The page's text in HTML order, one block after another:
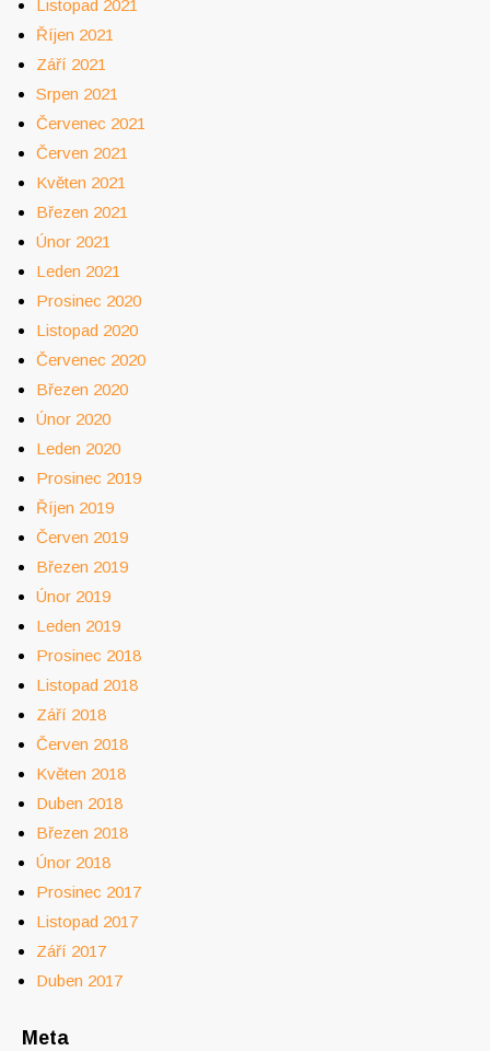
Listopad 2021
Říjen 2021
Září 2021
Srpen 2021
Červenec 2021
Červen 2021
Květen 2021
Březen 2021
Únor 2021
Leden 2021
Prosinec 2020
Listopad 2020
Červenec 2020
Březen 2020
Únor 2020
Leden 2020
Prosinec 2019
Říjen 2019
Červen 2019
Březen 2019
Únor 2019
Leden 2019
Prosinec 2018
Listopad 2018
Září 2018
Červen 2018
Květen 2018
Duben 2018
Březen 2018
Únor 2018
Prosinec 2017
Listopad 2017
Září 2017
Duben 2017
Meta